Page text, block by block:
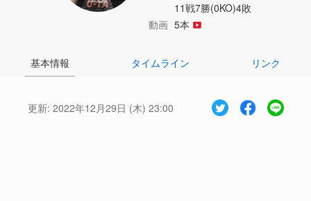
11戦7勝(0KO)4敗
動画 5本
基本情報 タイムライン リンク
更新: 2022年12月29日 (木) 23:00